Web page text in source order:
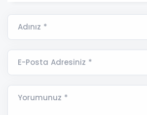
Adınız *
E-Posta Adresiniz *
Yorumunuz *